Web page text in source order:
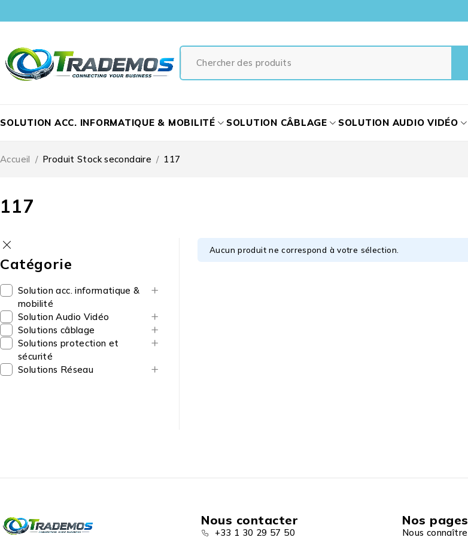
SOLUTION ACC. INFORMATIQUE & MOBILITÉ SOLUTION CÂBLAGE SOLUTION AUDIO VIDÉO
117
Accueil / Produit Stock secondaire / 117
Catégorie
Solution acc. informatique &
mobilité
Solution Audio Vidéo
Solutions câblage
Solutions protection et
sécurité
Solutions Réseau
Aucun produit ne correspond à votre sélection.
Nous contacter
+33 1 30 29 57 50
Nos pages
Nous connaître